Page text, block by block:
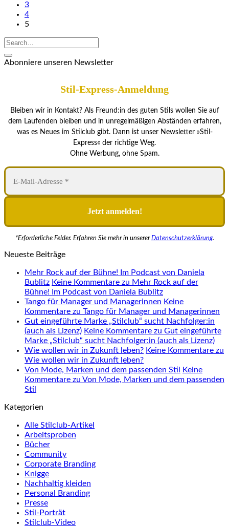
3
4
5
Abonniere unseren Newsletter
Stil-Express-Anmeldung
Bleiben wir in Kontakt? Als Freund:in des guten Stils wollen Sie auf
dem Laufenden bleiben und in unregelmäßigen Abständen erfahren,
was es Neues im Stilclub gibt. Dann ist unser Newsletter »Stil-
Express« der richtige Weg.
Ohne Werbung, ohne Spam.
*Erforderliche Felder. Erfahren Sie mehr in unsererDatenschutzerklärung.
Neueste Beiträge
Mehr Rock auf der Bühne! Im Podcast von Daniela
Bublitz Keine Kommentare zu Mehr Rock auf der
Bühne! Im Podcast von Daniela Bublitz
Tango für Manager und Managerinnen Keine
Kommentare zu Tango für Manager und Managerinnen
Gut eingeführte Marke „Stilclub“ sucht Nachfolger:in
(auch als Lizenz) Keine Kommentare zu Gut eingeführte
Marke „Stilclub“ sucht Nachfolger:in (auch als Lizenz)
Wie wollen wir in Zukunft leben? Keine Kommentare zu
Wie wollen wir in Zukunft leben?
Von Mode, Marken und dem passenden Stil Keine
Kommentare zu Von Mode, Marken und dem passenden
Stil
Kategorien
Alle Stilclub-Artikel
Arbeitsproben
Bücher
Community
Corporate Branding
Knigge
Nachhaltig kleiden
Personal Branding
Presse
Stil-Porträt
Stilclub-Video